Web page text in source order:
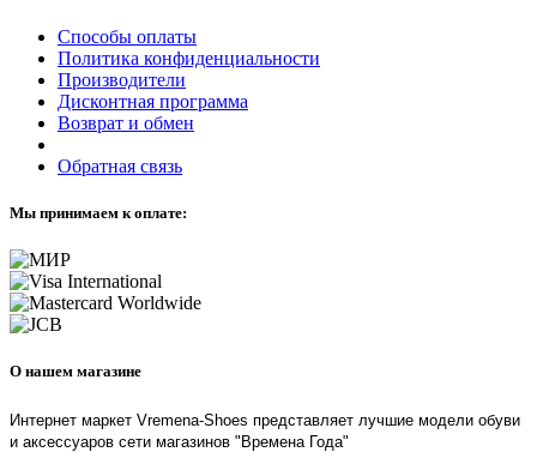
Способы оплаты
Политика конфиденциальности
Производители
Дисконтная программа
Возврат и обмен
Обратная связь
Мы принимаем к оплате:
О нашем магазине
Интернет маркет Vremena-Shoes представляет лучшие модели обуви
и аксессуаров сети магазинов "Времена Года"